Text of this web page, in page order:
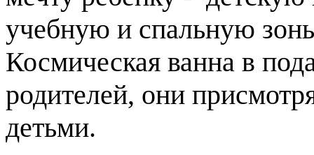
учебную и спальную
Космическая ванна в
родителей, они
детьми.